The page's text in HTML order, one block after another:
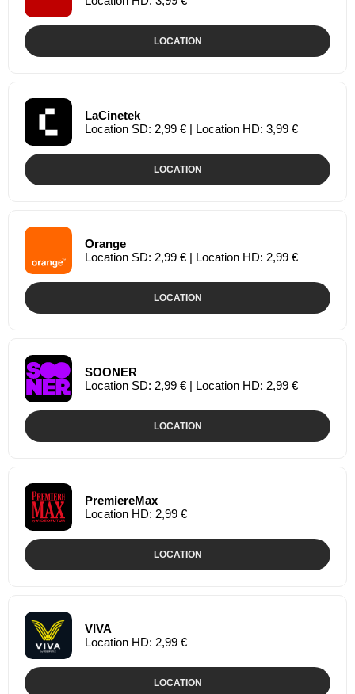
LOCATION
LaCinetek
Location SD: 2,99 € | Location HD: 3,99 €
LOCATION
Orange
Location SD: 2,99 € | Location HD: 2,99 €
LOCATION
SOONER
Location SD: 2,99 € | Location HD: 2,99 €
LOCATION
PremiereMax
Location HD: 2,99 €
LOCATION
VIVA
Location HD: 2,99 €
LOCATION